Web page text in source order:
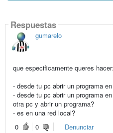
Respuestas
gumarelo
que especificamente queres hacer:
- desde tu pc abrir un programa
- desde tu pc abrir un programa
otra pc y abrir un programa?
- es en una red local?
0
0
Denunciar